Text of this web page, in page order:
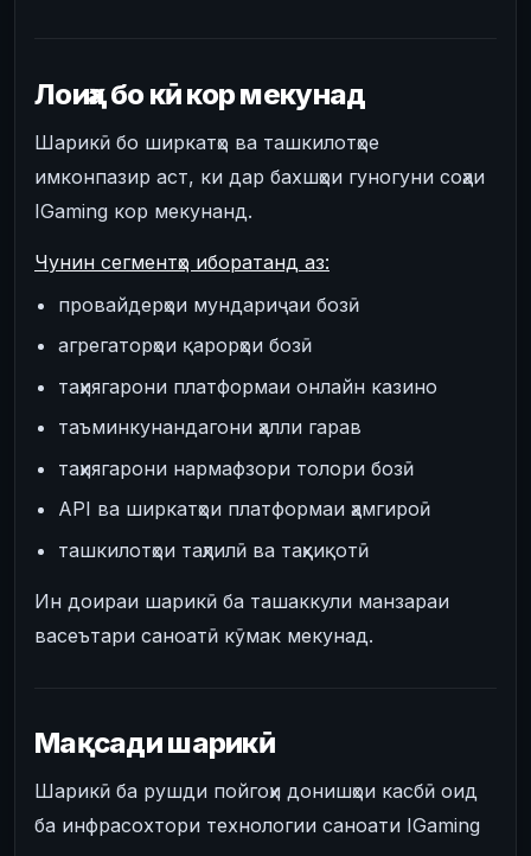
Лоиҳа бо кӣ кор мекунад
Шарикӣ бо ширкатҳо ва ташкилотҳое
имконпазир аст, ки дар бахшҳои гуногуни соҳаи
IGaming кор мекунанд.
Чунин сегментҳо иборатанд аз:
провайдерҳои мундариҷаи бозӣ
агрегаторҳои қарорҳои бозӣ
таҳиягарони платформаи онлайн казино
таъминкунандагони ҳалли гарав
таҳиягарони нармафзори толори бозӣ
API ва ширкатҳои платформаи ҳамгироӣ
ташкилотҳои таҳлилӣ ва таҳқиқотӣ
Ин доираи шарикӣ ба ташаккули манзараи
васеътари саноатӣ кӯмак мекунад.
Мақсади шарикӣ
Шарикӣ ба рушди пойгоҳи донишҳои касбӣ оид
ба инфрасохтори технологии саноати IGaming